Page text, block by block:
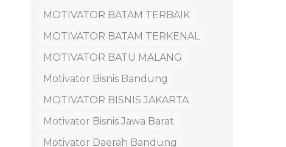
MOTIVATOR BATAM TERBAIK
MOTIVATOR BATAM TERKENAL
MOTIVATOR BATU MALANG
Motivator Bisnis Bandung
MOTIVATOR BISNIS JAKARTA
Motivator Bisnis Jawa Barat
Motivator Daerah Bandung